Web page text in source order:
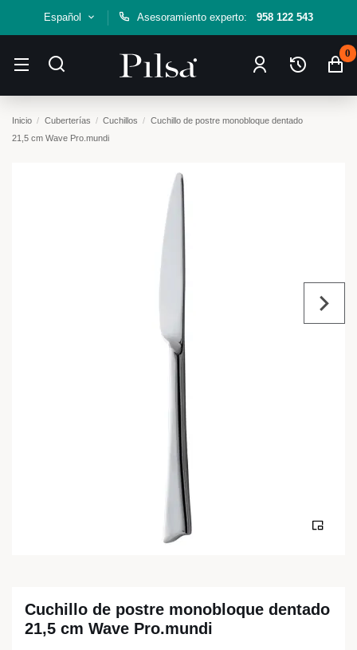
Español Asesoramiento experto: 958 122 543
0
Inicio Cuberterías Cuchillos
Cuchillo de postre monobloque dentado
21,5 cm Wave Pro.mundi
Cuchillo de postre monobloque dentado
21,5 cm Wave Pro.mundi